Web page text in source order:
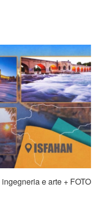
e arte + FOTO